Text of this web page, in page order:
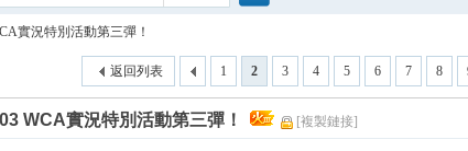
索
實況特別活動第三彈！
1 2 3 4 5 6 7 8
返回列表
WCA實況特別活動第三彈！ [複製鏈接]